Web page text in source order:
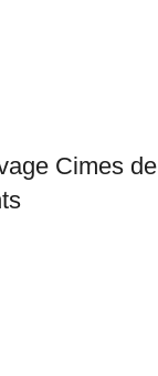
Cimes de